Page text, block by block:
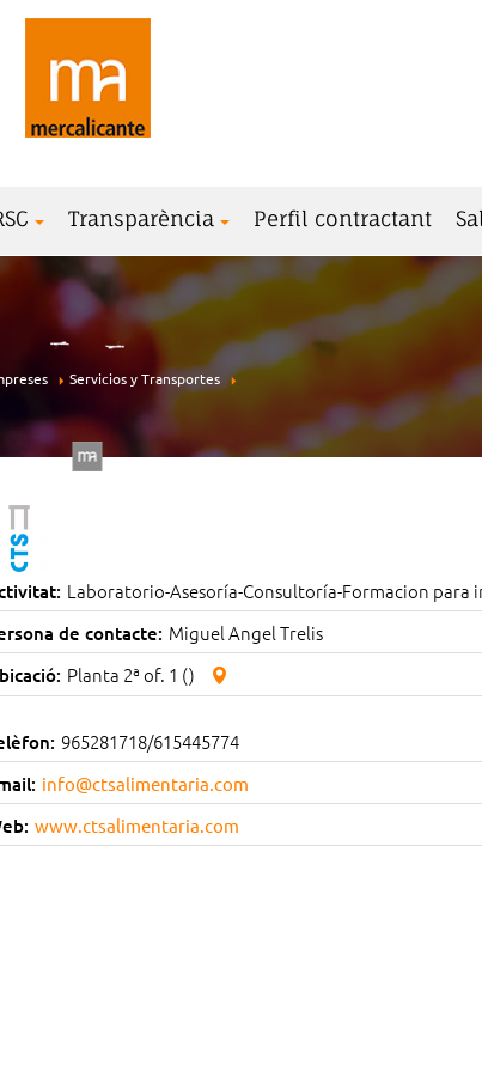
Transparència Perfil contractant
Servicios y Transportes
Laboratorio-Asesoría-Consultoría-Formacion para
de contacte: Miguel Angel Trelis
Planta 2ª of. 1 ()
965281718/615445774
info@ctsalimentaria.com
www.ctsalimentaria.com